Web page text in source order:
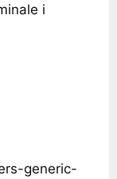
i
generic-